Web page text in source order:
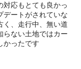
対応もとても良かっ
デートがされていな
く、走行中、無い道
らない土地ではカー
かったです